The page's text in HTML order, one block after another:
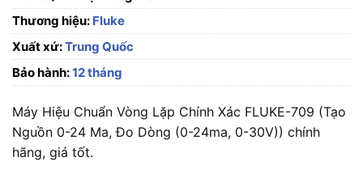
Thương hiệu: Fluke
Xuất xứ:Trung Quốc
Bảo hành:12 tháng
Máy Hiệu Chuẩn Vòng Lặp Chính Xác FLUKE-709 (Tạo
Nguồn 0-24 Ma, Đo Dòng (0-24ma, 0-30V)) chính
hãng, giá tốt.